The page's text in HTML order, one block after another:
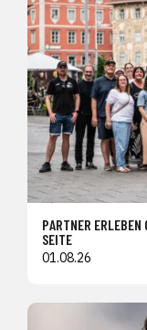
PARTNER ERLEBEN
SEITE
01.08.26